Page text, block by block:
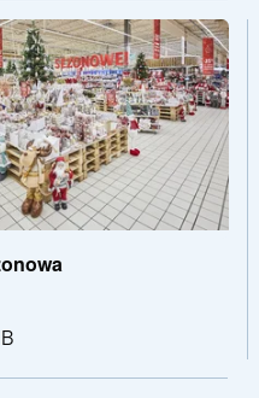
sprzęt gospodarstwaPokaż